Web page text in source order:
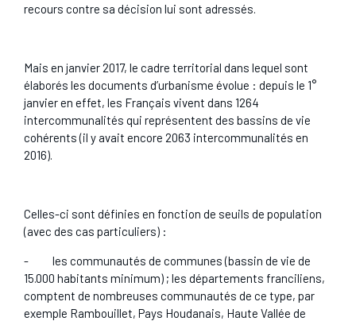
recours contre sa décision lui sont adressés.
Mais en janvier 2017, le cadre territorial dans lequel sont
élaborés les documents d’urbanisme évolue : depuis le 1°
janvier en effet, les Français vivent dans 1264
intercommunalités qui représentent des bassins de vie
cohérents (il y avait encore 2063 intercommunalités en
2016).
Celles-ci sont définies en fonction de seuils de population
(avec des cas particuliers) :
-
les communautés de communes (bassin de vie de
15.000 habitants minimum) ; les départements franciliens,
comptent de nombreuses communautés de ce type, par
exemple Rambouillet, Pays Houdanais, Haute Vallée de